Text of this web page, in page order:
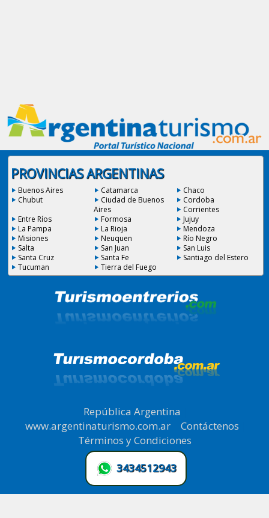
PROVINCIAS ARGENTINAS
Buenos Aires Catamarca
Chaco
Chubut
Ciudad de Buenos
Aires
Cordoba
Corrientes
Entre Ríos
Formosa
Jujuy
La Pampa
La Rioja
Mendoza
Misiones
Neuquen
Río Negro
Salta
San Juan
San Luis
Santa Cruz
Santa Fe
Santiago del Estero
Tucuman
Tierra del Fuego
República Argentina
www.argentinaturismo.com.ar| Contáctenos
Términos y Condiciones
3434512943